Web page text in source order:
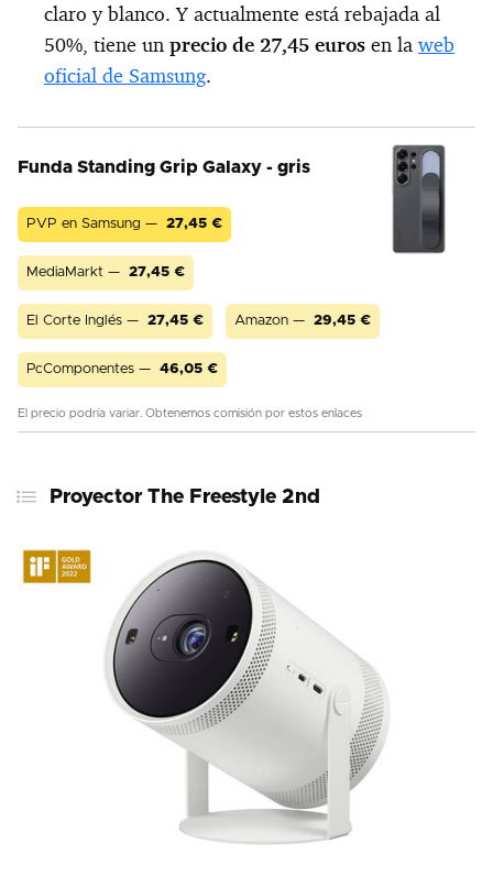
claro y blanco. Y actualmente está rebajada al
50%, tiene un precio de 27,45 euros en la web
oficial de Samsung.
Funda Standing Grip Galaxy - gris
PVP en Samsung — 27,45 €
MediaMarkt — 27,45 €
El Corte Inglés — 27,45 € Amazon — 29,45 €
PcComponentes — 46,05 €
El precio podría variar. Obtenemos comisión por estos enlaces
Proyector The Freestyle 2nd